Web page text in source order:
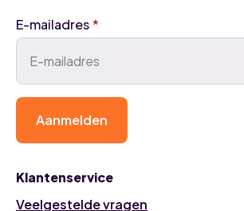
Klantenservice
Veelgestelde vragen
E-mailadres*
Aanmelden